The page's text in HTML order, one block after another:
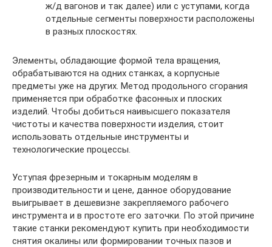
ж/д вагонов и так далее) или с уступами, когда
отдельные сегменты поверхности расположены
в разных плоскостях.
Элементы, обладающие формой тела вращения,
обрабатываются на одних станках, а корпусные
предметы уже на других. Метод продольного сгорания
применяется при обработке фасонных и плоских
изделий. Чтобы добиться наивысшего показателя
чистоты и качества поверхности изделия, стоит
использовать отдельные инструменты и
технологические процессы.
Уступая фрезерным и токарным моделям в
производительности и цене, данное оборудование
выигрывает в дешевизне закрепляемого рабочего
инструмента и в простоте его заточки. По этой причине
такие станки рекомендуют купить при необходимости
снятия окалины или формировании точных пазов и